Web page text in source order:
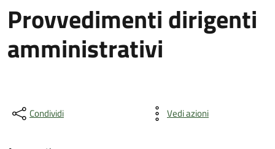
Provvedimenti dirigenti
amministrativi
Condividi Vedi azioni